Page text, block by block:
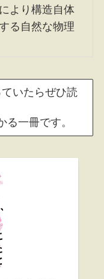
より構造自体
る自然な物理
いたらぜひ読
一冊です。